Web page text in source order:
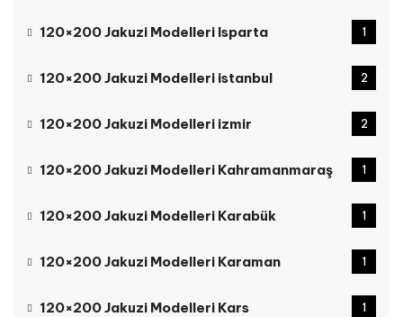
120×200 Jakuzi Modelleri Isparta 1
120×200 Jakuzi Modelleri istanbul 2
120×200 Jakuzi Modelleri izmir 2
120×200 Jakuzi Modelleri Kahramanmaraş 1
120×200 Jakuzi Modelleri Karabük 1
120×200 Jakuzi Modelleri Karaman 1
120×200 Jakuzi Modelleri Kars 1